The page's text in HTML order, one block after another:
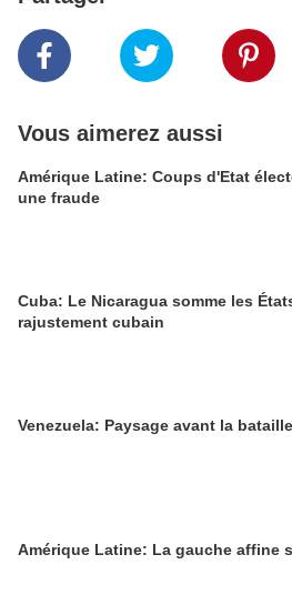
Vous aimerez aussi
Amérique Latine: Coups d'Etat
une fraude
Cuba: Le Nicaragua somme les
rajustement cubain
Venezuela: Paysage avant la bataille
Amérique Latine: La gauche affine